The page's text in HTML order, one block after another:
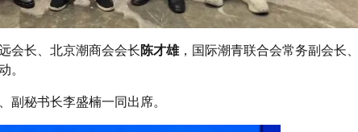
会长、北京潮商会会长陈才雄，国际潮青联合会常务副会长
。
副秘书长李盛楠一同出席。